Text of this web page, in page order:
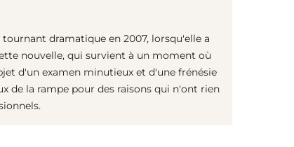
dramatique en 2007, lorsqu'elle a
nouvelle, qui survient à un moment où
d'un examen minutieux et d'une frénésie
de la rampe pour des raisons qui n'ont rien